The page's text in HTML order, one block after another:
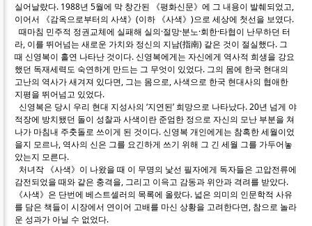
실어날랐다. 1988년 5월에 막 창간된 《평화신문》에 그 내용이 발췌되었고,
이어서 《감옥으로부터의 사색》(이하 《사색》)으로 세상에 첫선을 보였다.
때마침 민주적 정권교체에 실패해 실의·절망·분노·회한·타협이 난무하던 터
라, 이를 뛰어넘는 새로운 가치와 정신의 지남(指南) 같은 것이 절실했다. 그
때 신영복이 홀연 나타난 것이다. 신영복에게는 자신에게 역사적 희생을 강요
했던 독재세력도 숙연하게 만드는 그 무엇이 있었다. 그의 몸에 한국 현대의
고난의 역사가 새겨져 있다면, 그는 몸으로, 사색으로 한국 현대사의 협애한
지평을 뛰어넘고 있었다.
신영복은 당시 우리 현대 지성사의 ‘지연된’ 희망으로 나타났다. 20년 넘게 야
적장에 방치됐던 돌이 성찰과 사색이란 준엄한 정으로 자신의 모난 부분을 쳐
나가 마침내 주춧돌로 쓰이게 된 것이다. 신영복 개인에게는 참혹한 세월이었
을지 모르나, 역사의 신은 그를 요긴하게 쓰기 위해 그 긴 세월 그를 가두어놓
았는지 모른다.
처녀작 《사색》이 나왔을 때 이 무명의 낯선 필자에게 독자들은 고압전류에
감전되었을 때와 같은 충격을, 그리고 이윽고 감동과 위안과 격려를 받았다.
《사색》은 단번에 베스트셀러의 목록에 올랐다. 넓은 의미의 인문학적 사유
를 담은 책들이 시장에서 연이어 고배를 마신 상황을 고려한다면, 참으로 놀라
운 성과가 아닐 수 없었다.